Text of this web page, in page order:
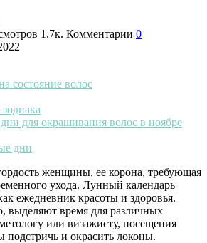
1.7к. Комментарии 0
состояние волос
для окрашивания волос в ноябре
дни
женщины, ее корона, требующая
ухода. Лунный календарь
ежедневник красоты и здоровья.
выделяют время для различных
или визажисту, посещения
подстричь и окрасить локоны.